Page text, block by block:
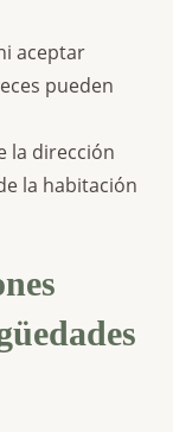
aceptar
pueden
la dirección
la habitación